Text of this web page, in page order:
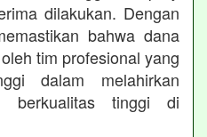
dilakukan. Dengan
bahwa dana
tim profesional yang
dalam melahirkan
berkualitas tinggi di